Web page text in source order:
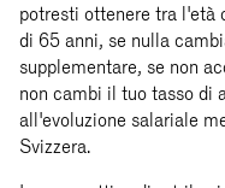
potresti ottenere tra l'età
di 65 anni, se nulla
supplementare, se non
non cambi il tuo tasso di
all'evoluzione salariale
Svizzera.